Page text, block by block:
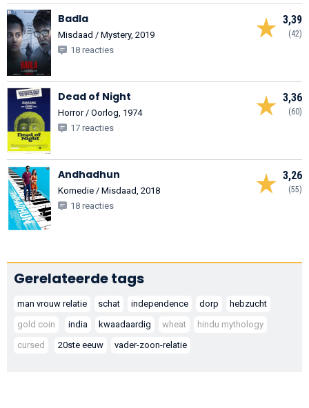
3,39
(42)
Badla
Misdaad / Mystery, 2019
18 reacties
3,36
(60)
Dead of Night
Horror / Oorlog, 1974
17 reacties
3,26
(55)
Andhadhun
Komedie / Misdaad, 2018
18 reacties
Gerelateerde tags
man vrouw relatie schat independence dorp
hebzucht
gold coin
india kwaadaardig wheat
hindu mythology
cursed
20ste eeuw vader-zoon-relatie